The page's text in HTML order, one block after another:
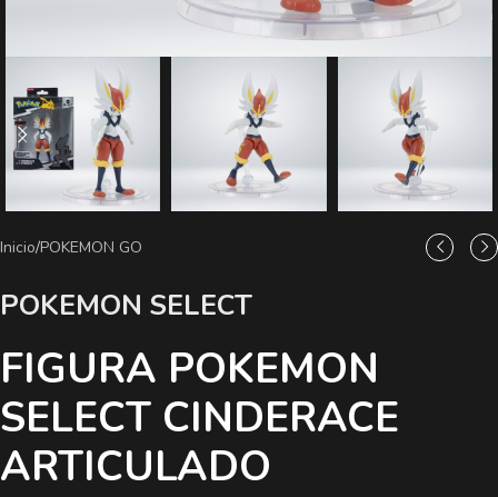
Inicio/POKEMON GO
POKEMON SELECT
FIGURA POKEMON
SELECT CINDERACE
ARTICULADO